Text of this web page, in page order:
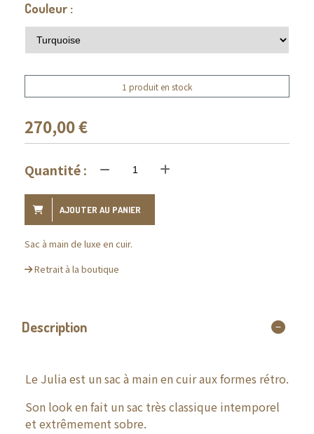
Couleur :
1 produit en stock
270,00€
Quantité :
AJOUTER AU PANIER
Sac à main de luxe en cuir.
Retrait à la boutique
Description
Le Julia est un sac à main en cuir aux formes rétro.
Son look en fait un sac très classique intemporel
et extrêmement sobre.